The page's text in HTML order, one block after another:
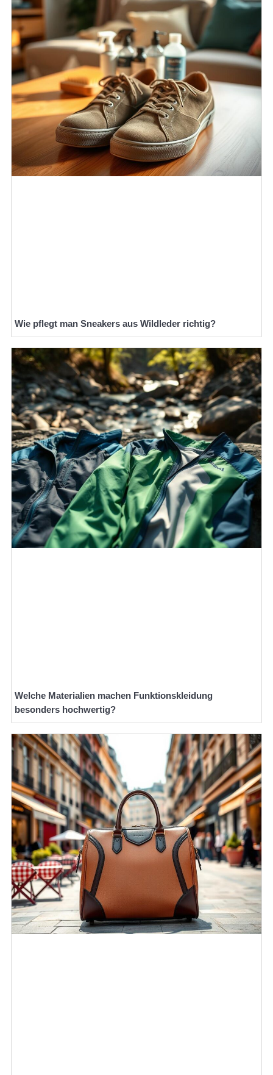
Wie pflegt man Sneakers aus Wildleder richtig?
Welche Materialien machen Funktionskleidung
besonders hochwertig?